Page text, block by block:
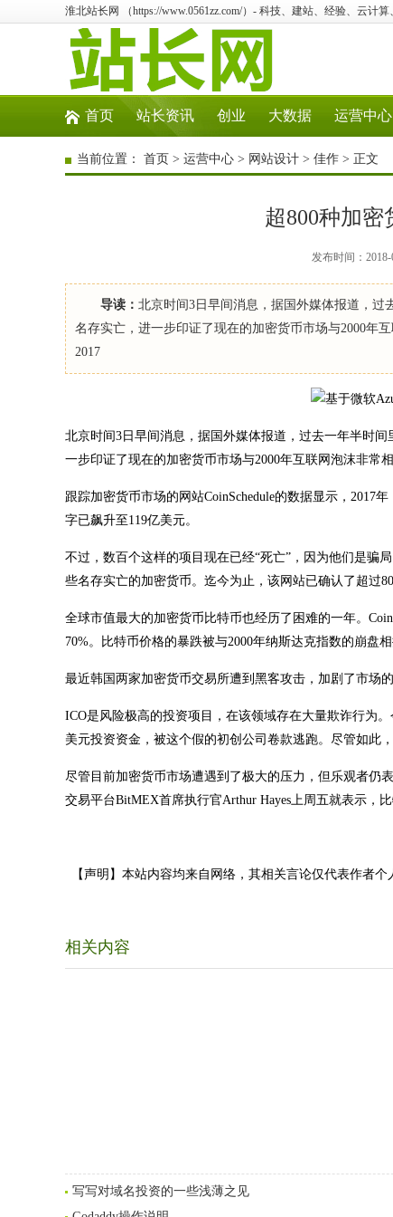
淮北站长网 （https://www.0561zz.com/）- 科技、建站、经验、云计
首页 站长资讯 创业 大数据 运营中心
当前位置： 首页 > 运营中心 > 网站设计 > 佳作 > 正文
超800种加
发布时间：
导读： 北京时间3日早间消息，据国外媒体报道，过
名存实亡，进一步印证了现在的加密货币市场与2000年
2017
北京时间3日早间消息，据国外媒体报道，过去一年半时
一步印证了现在的加密货币市场与2000年互联网泡沫非常相
跟踪加密货币市场的网站CoinSchedule的数据显示，2017
字已飙升至119亿美元。
不过，数百个这样的项目现在已经“死亡”，因为他们是骗
些名存实亡的加密货币。迄今为止，该网站已确认了超过
全球市值最大的加密货币比特币也经历了困难的一年。
70%。比特币价格的暴跌被与2000年纳斯达克指数的崩盘
最近韩国两家加密货币交易所遭到黑客攻击，加剧了市场的
ICO是风险极高的投资项目，在该领域存在大量欺诈行为
美元投资资金，被这个假的初创公司卷款逃跑。尽管如此
尽管目前加密货币市场遭遇到了极大的压力，但乐观者仍
交易平台BitMEX首席执行官Arthur Hayes上周五就表示，
【声明】本站内容均来自网络，其相关言论仅代表作者
相关内容
写写对域名投资的一些浅薄之见